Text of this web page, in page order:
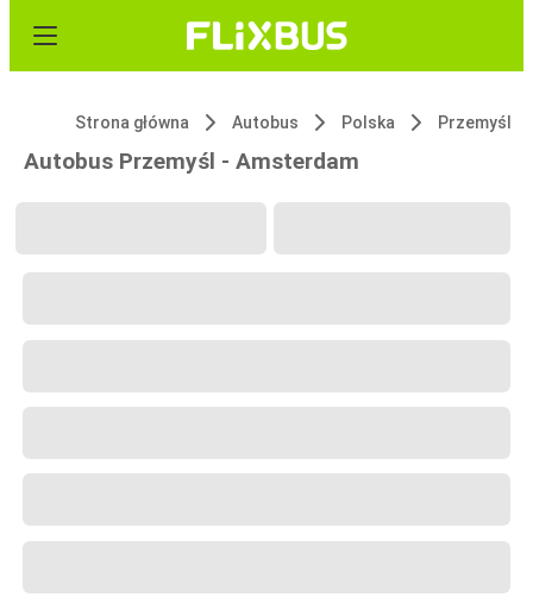
Strona główna Autobus Polska Przemyśl
Autobus Przemyśl - Amsterdam